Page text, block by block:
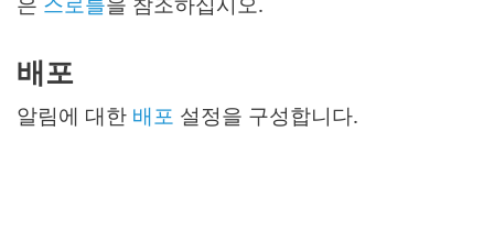
배포
알림에 대한 배포 설정을 구성합니다.